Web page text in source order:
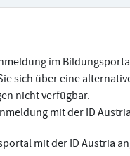
im
sich über eine
nicht verfügbar.
mit der ID
mit der ID Austria